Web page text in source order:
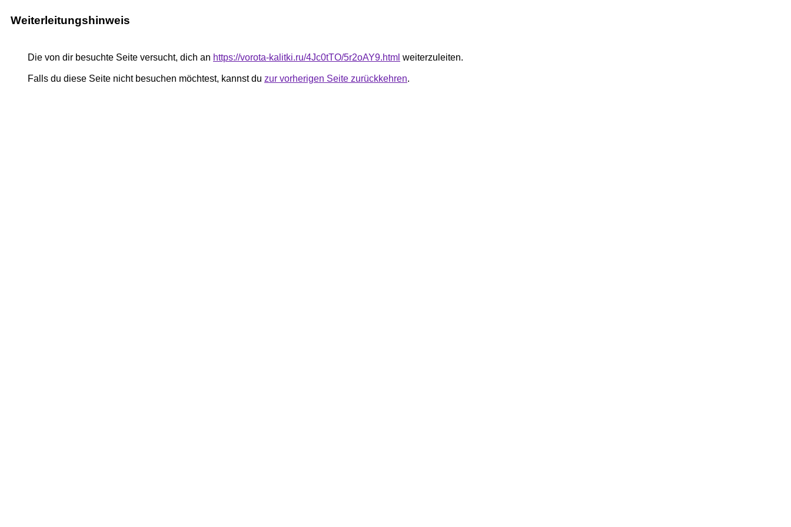
Weiterleitungshinweis
Die von dir besuchte Seite versucht, dich an https://vorota-kalitki.ru/4Jc0tTO/5r2oAY9.html weiterzuleiten.
Falls du diese Seite nicht besuchen möchtest, kannst du zur vorherigen Seite zurückkehren.